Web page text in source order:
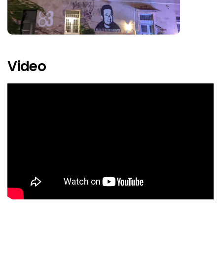
Fuck It I Quit
Aligrindtor
Project Reject
Video